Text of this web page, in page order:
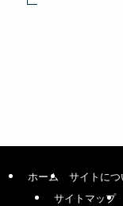
ホーム サイトにつ
サイトマップ